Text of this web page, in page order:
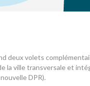
deux volets
la ville transversale et
DPR).